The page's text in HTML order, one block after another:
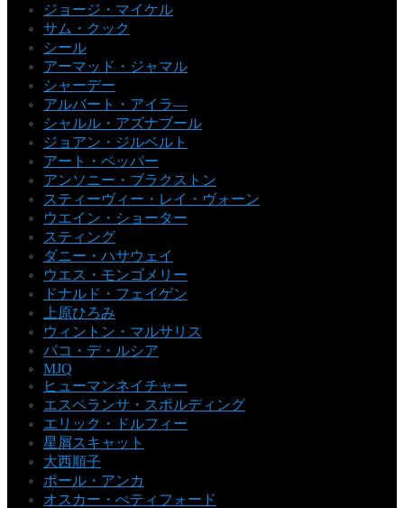
ジョージ・マイケル
サム・クック
シール
アーマッド・ジャマル
シャーデー
アルバート・アイラ―
シャルル・アズナブール
ジョアン・ジルベルト
アート・ペッパー
アンソニー・ブラクストン
スティーヴィー・レイ・ヴォーン
ウエイン・ショーター
スティング
ダニー・ハサウェイ
ウエス・モンゴメリー
ドナルド・フェイゲン
上原ひろみ
ウィントン・マルサリス
パコ・デ・ルシア
MJQ
ヒューマンネイチャー
エスペランサ・スポルディング
エリック・ドルフィー
星屑スキャット
大西順子
ポール・アンカ
オスカー・ぺティフォード